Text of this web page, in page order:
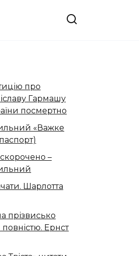
про
Гармашу
посмертно
«Важке
–
Шарлотта
прізвисько
Ернст